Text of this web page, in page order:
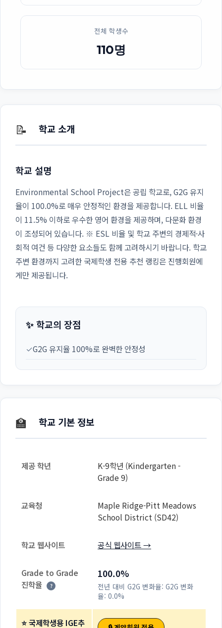
전체 학생수
110명
📝 학교 소개
학교 설명
Environmental School Project은 공립 학교로, G2G 유지
율이 100.0%로 매우 안정적인 환경을 제공합니다. ELL 비율
이 11.5% 이하로 우수한 영어 환경을 제공하며, 다문화 환경
이 조성되어 있습니다. ※ ESL 비율 및 학교 주변의 경제적·사
회적 여건 등 다양한 요소들도 함께 고려하시기 바랍니다. 학교
주변 환경까지 고려한 국제학생 전용 추천 랭킹은 진행회원에
게만 제공됩니다.
✨ 학교의 장점
✓G2G 유지율 100%로 완벽한 안정성
🏫 학교 기본 정보
제공 학년
K-9학년 (Kindergarten -
Grade 9)
교육청
Maple Ridge-Pitt Meadows
School District (SD42)
학교 웹사이트 공식 웹사이트 →
Grade to Grade
진학율
?
100.0%
전년 대비 G2G 변화율: G2G 변화
율: 0.0%
⭐ 국제학생용 IGE추